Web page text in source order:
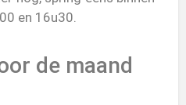
en 16u30.
de maand